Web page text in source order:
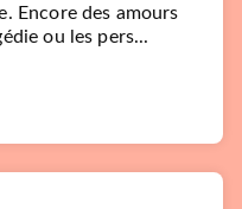
Encore des amours
ou les pers...